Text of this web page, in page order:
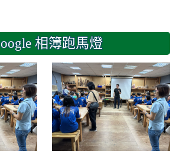
相簿跑馬燈
2024-11-14 六年級三和